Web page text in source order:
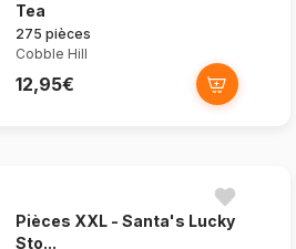
Tea
275 pièces
Cobble Hill
12,95€
Pièces XXL - Santa's Lucky
Sto...